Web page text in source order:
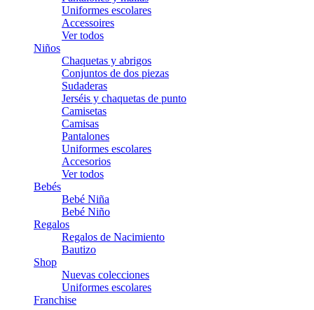
Uniformes escolares
Accessoires
Ver todos
Niños
Chaquetas y abrigos
Conjuntos de dos piezas
Sudaderas
Jerséis y chaquetas de punto
Camisetas
Camisas
Pantalones
Uniformes escolares
Accesorios
Ver todos
Bebés
Bebé Niña
Bebé Niño
Regalos
Regalos de Nacimiento
Bautizo
Shop
Nuevas colecciones
Uniformes escolares
Franchise